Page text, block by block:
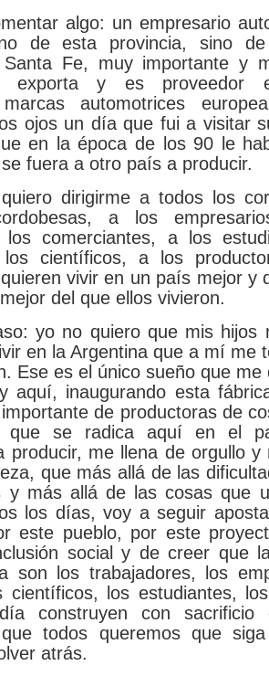
algo: un empresario
de esta provincia, sino
Fe, muy importante y
exporta y es proveedor
marcas automotrices
ojos un día que fui a visitar
en la época de los 90 le
fuera a otro país a producir.
dirigirme a todos los
a los
los comerciantes, a los
científicos, a los
vivir en un país mejor y
del que ellos vivieron.
yo no quiero que mis hijos
en la Argentina que a mí me
Ese es el único sueño que me
aquí, inaugurando esta
de productoras de
que se radica aquí en el
producir, me llena de orgullo y
que más allá de las
y más allá de las cosas que
los días, voy a seguir
este pueblo, por este
social y de creer que
son los trabajadores, los
científicos, los estudiantes,
construyen con sacrificio
todos queremos que
atrás.